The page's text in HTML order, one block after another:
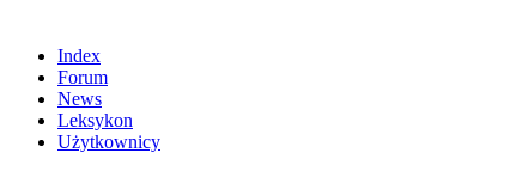
Index
Forum
News
Leksykon
Użytkownicy